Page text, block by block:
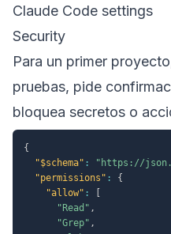
Claude Code settings
Security
Para un primer
pruebas, pide
bloquea secretos o
{
"$schema" :
"https://
"permissions" :
{
"allow" :
"Read" ,
"Grep" ,